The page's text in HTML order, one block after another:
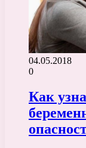
04.05.2018
0
Как